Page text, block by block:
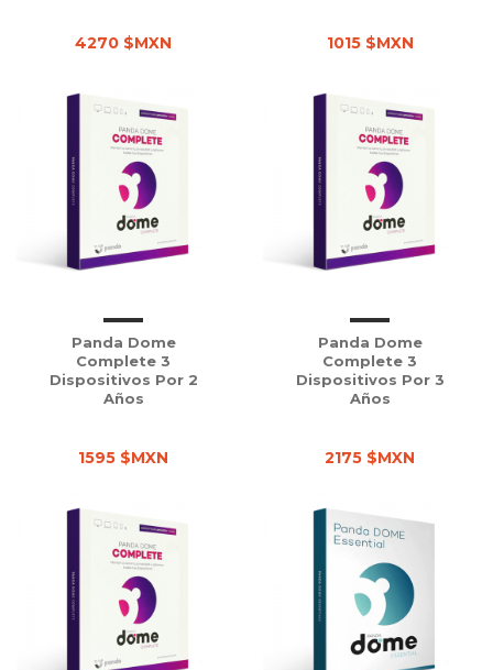
4270 $MXN 1015 $MXN
Panda Dome
Complete 3
Dispositivos Por 2
Años
1595 $MXN
Panda Dome
Complete 3
Dispositivos Por 3
Años
2175 $MXN